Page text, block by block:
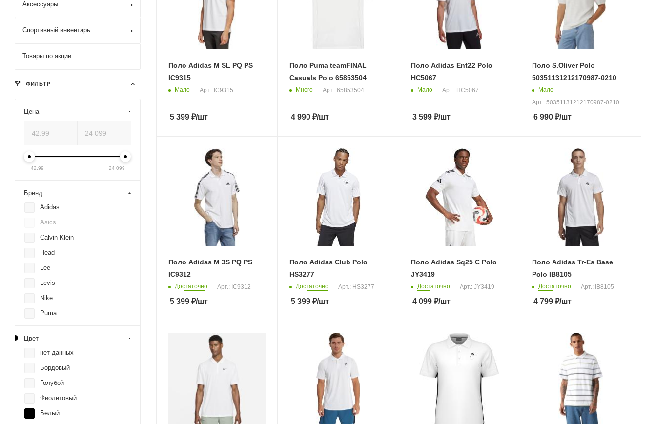
Поло Adidas M SL PQ PS
IC9315
Мало Арт.: IC9315
5 399 ₽/шт
Поло Puma teamFINAL
Casuals Polo 65853504
Много Арт.: 65853504
4 990 ₽/шт
Поло Adidas Ent22 Polo
HC5067
Мало Арт.: HC5067
3 599₽/шт
Поло S.Oliver Polo
50351131212170987-0210
Мало
Арт.: 50351131212170987-0210
6 990₽/шт
Поло Adidas M 3S PQ PS
IC9312
Достаточно Арт.: IC9312
5 399 ₽/шт
Поло Adidas Club Polo
HS3277
Достаточно Арт.: HS3277
5 399 ₽/шт
Поло Adidas Sq25 C Polo
JY3419
Достаточно Арт.: JY3419
4 099₽/шт
Поло Adidas Tr-Es Base
Polo IB8105
Достаточно Арт.: IB8105
4 799₽/шт
Аксессуары
Спортивный инвентарь
Товары по акции
ФИЛЬТР
Цена
42.99 24 099
Бренд
Adidas
Asics
Calvin Klein
Head
Lee
Levis
Nike
Puma
Under Armour
Wrangler
Цвет
нет данных
Бордовый
Голубой
Фиолетовый
Белый